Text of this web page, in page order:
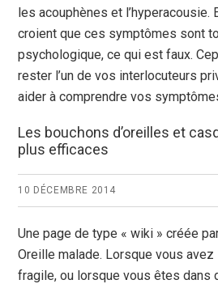
les acouphènes et l’hyperacousie.
croient que ces symptômes sont
psychologique, ce qui est faux.
rester l’un de vos interlocuteurs
aider à comprendre vos
Les bouchons d’oreilles et
plus efficaces
10 DÉCEMBRE 2014
Une page de type « wiki » créée
Oreille malade. Lorsque vous avez
fragile, ou lorsque vous êtes dans